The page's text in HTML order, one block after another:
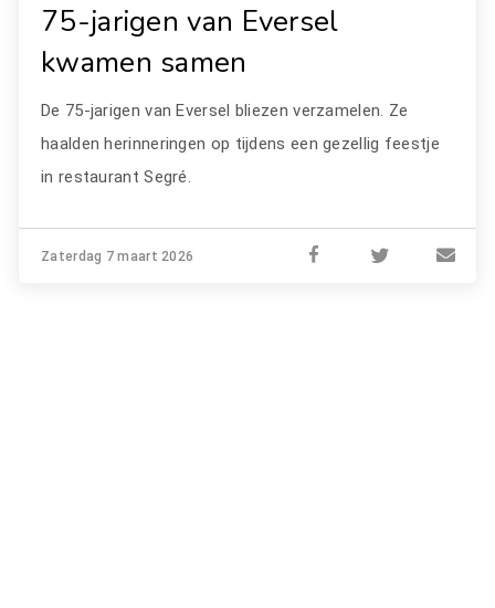
75-jarigen van Eversel
kwamen samen
De 75-jarigen van Eversel bliezen verzamelen. Ze
haalden herinneringen op tijdens een gezellig feestje
in restaurant Segré.
Zaterdag 7 maart 2026